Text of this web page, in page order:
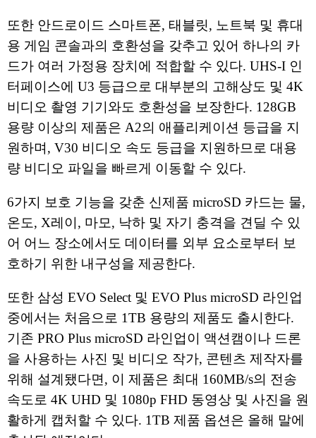
또한 안드로이드 스마트폰, 태블릿, 노트북 및 휴대
용 게임 콘솔과의 호환성을 갖추고 있어 하나의 카
드가 여러 가정용 장치에 적합할 수 있다. UHS-I 인
터페이스에 U3 등급으로 대부분의 고해상도 및 4K
비디오 촬영 기기와도 호환성을 보장한다. 128GB
용량 이상의 제품은 A2의 애플리케이션 등급을 지
원하며, V30 비디오 속도 등급을 지원하므로 대용
량 비디오 파일을 빠르게 이동할 수 있다.
6가지 보호 기능을 갖춘 신제품 microSD 카드는 물,
온도, X레이, 마모, 낙하 및 자기 충격을 견딜 수 있
어 어느 장소에서도 데이터를 외부 요소로부터 보
호하기 위한 내구성을 제공한다.
또한 삼성 EVO Select 및 EVO Plus microSD 라인업
중에서는 처음으로 1TB 용량의 제품도 출시한다.
기존 PRO Plus microSD 라인업이 액션캠이나 드론
을 사용하는 사진 및 비디오 작가, 콘텐츠 제작자를
위해 설계됐다면, 이 제품은 최대 160MB/s의 전송
속도로 4K UHD 및 1080p FHD 동영상 및 사진을 원
활하게 캡처할 수 있다. 1TB 제품 옵션은 올해 말에